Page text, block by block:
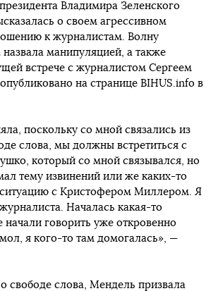
Владимира Зеленского
о своем агрессивном
к журналистам. Волну
назвала манипуляцией, а также
встрече с журналистом Сергеем
на странице BIHUS.info в
поскольку со мной связались из
слова, мы должны встретиться с
который со мной связывался, но
тему извинений или же каких-то
с Кристофером Миллером. Я
Началась какая-то
говорить уже откровенно
я кого-то там домогалась», —
свободе слова, Мендель призвала